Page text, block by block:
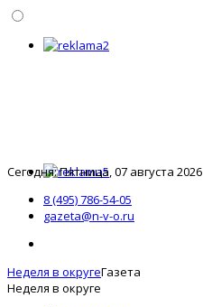
Сегодня: Пятница, 07 августа 2026
8 (495) 786-54-05
gazeta@n-v-o.ru
Неделя в округеГазета
Неделя в округе